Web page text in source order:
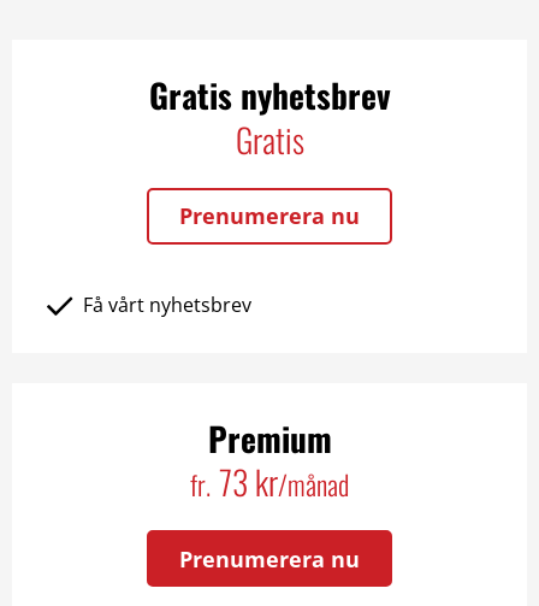
Gratis nyhetsbrev
Gratis
Prenumerera nu
Få vårt nyhetsbrev
Premium
fr. 73 kr/månad
Prenumerera nu